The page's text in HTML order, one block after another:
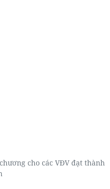
cho các VĐV đạt thành